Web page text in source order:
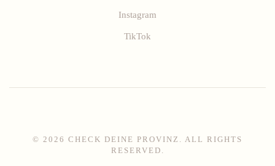
Instagram
TikTok
© 2026 CHECK DEINE PROVINZ. ALL RIGHTS
RESERVED.